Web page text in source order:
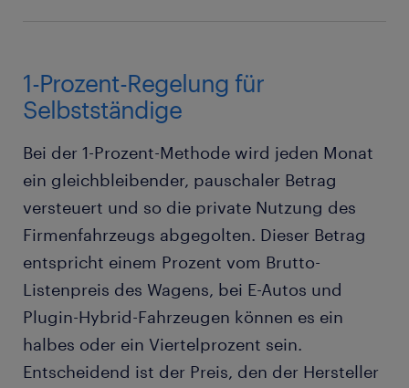
1-Prozent-Regelung für
Selbstständige
Bei der 1-Prozent-Methode wird jeden Monat
ein gleichbleibender, pauschaler Betrag
versteuert und so die private Nutzung des
Firmenfahrzeugs abgegolten. Dieser Betrag
entspricht einem Prozent vom Brutto-
Listenpreis des Wagens, bei E-Autos und
Plugin-Hybrid-Fahrzeugen können es ein
halbes oder ein Viertelprozent sein.
Entscheidend ist der Preis, den der Hersteller